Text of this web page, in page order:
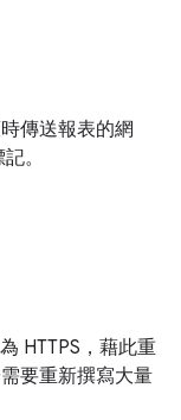
傳送報表的網
。
HTTPS，藉此重
要重新撰寫大量